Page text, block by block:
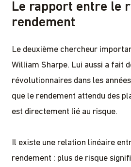
Le rapport entre le
rendement
Le deuxième chercheur
William Sharpe. Lui aussi a fait
révolutionnaires dans les
que le rendement attendu des
est directement lié au risque.
Il existe une relation linéaire
rendement : plus de risque